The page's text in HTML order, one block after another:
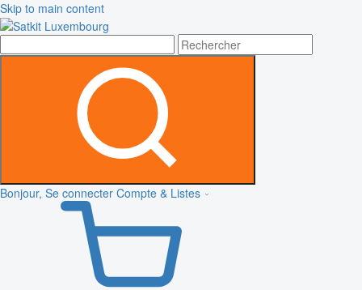
Skip to main content
Bonjour, Se connecter Compte & Listes